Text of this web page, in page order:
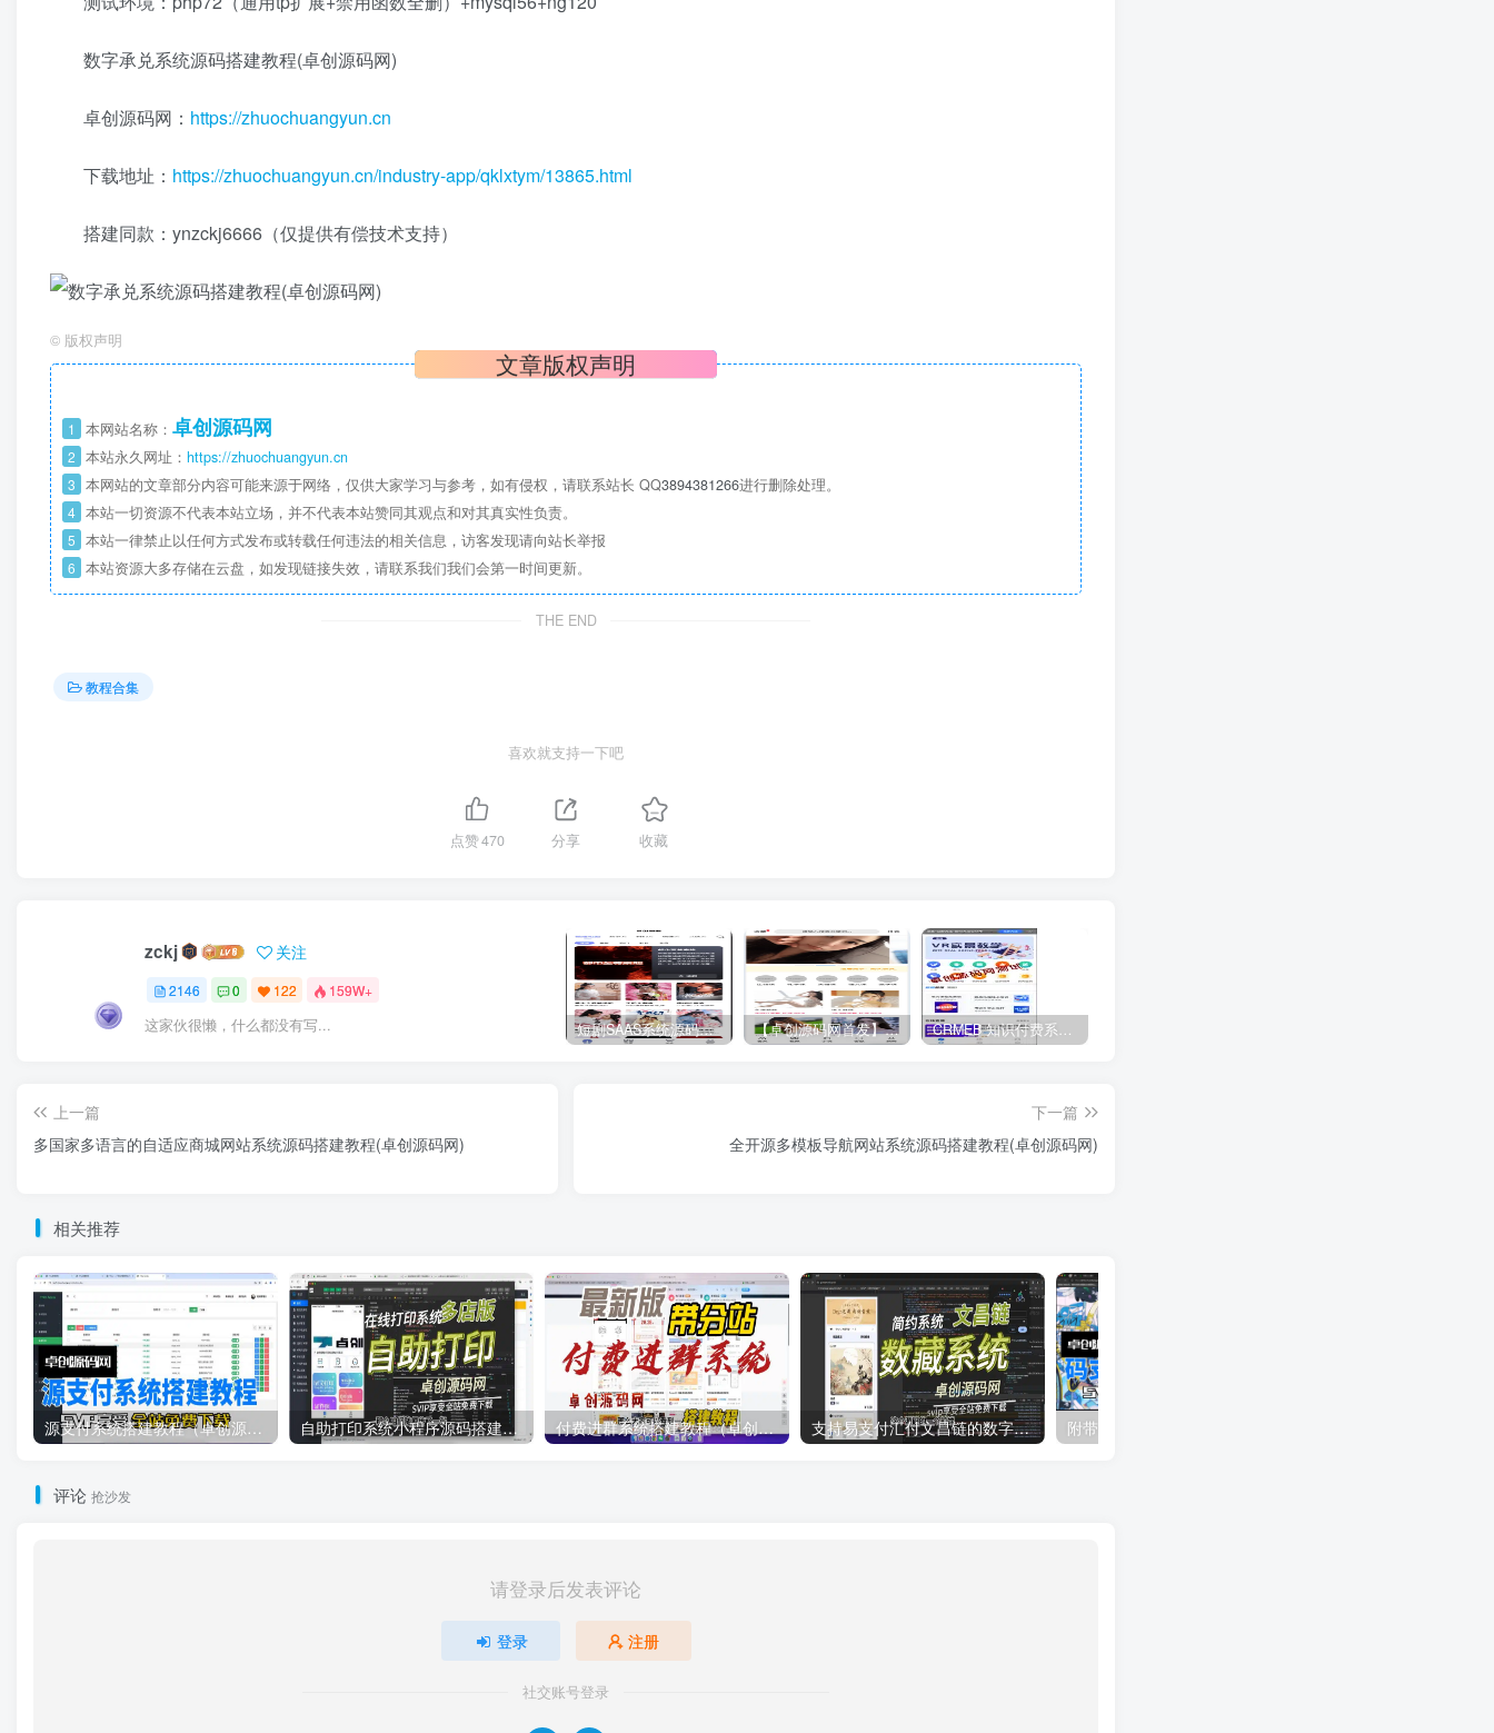
数字承兑系统源码搭建教程(卓创源码网)
卓创源码网： https://zhuochuangyun.cn
下载地址： https://zhuochuangyun.cn/industry-app/qklxtym/13865.html
搭建同款：ynzckj6666（仅提供有偿技术支持）
© 版权声明
文章版权声明
1 本网站名称： 卓创源码网
2 本站永久网址： https://zhuochuangyun.cn
3 本网站的文章部分内容可能来源于网络，仅供大家学习与参考，如有侵权，请联系站长 QQ3894381266进行删除处理。
4 本站一切资源不代表本站立场，并不代表本站赞同其观点和对其真实性负责。
5 本站一律禁止以任何方式发布或转载任何违法的相关信息，访客发现请向站长举报
6 本站资源大多存储在云盘，如发现链接失效，请联系我们我们会第一时间更新。
THE END
教程合集
喜欢就支持一下吧
点赞470 分享 收藏
zckj 关注
2146 0 122 159W+
这家伙很懒，什么都没有写... 短剧SAAS系统源码｜多端分销+云存储+多租户架构 【卓创源码网首发】全开源视频打赏系统源码｜双模板+代理分站+易支付对接｜API全面修复｜站长盈利利器！​ CRMEB 知识付费系统源码 v1.4.4
上一篇
多国家多语言的自适应商城网站系统源码搭建教程(卓创源码网)
下一篇
全开源多模板导航网站系统源码搭建教程(卓创源码网)
相关推荐
源支付系统搭建教程（卓创源码网） 自助打印系统小程序源码搭建教程（卓创源码网） 付费进群系统搭建教程（卓创源码网） 支持易支付汇付文昌链的数字藏品系统源码搭建教程（卓创源码网）
评论 抢沙发
请登录后发表评论
登录 注册
社交账号登录